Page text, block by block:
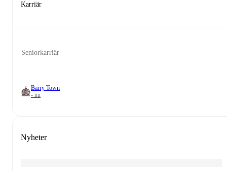
Karriär
Seniorkarriär
Barry Town
- nu
Nyheter